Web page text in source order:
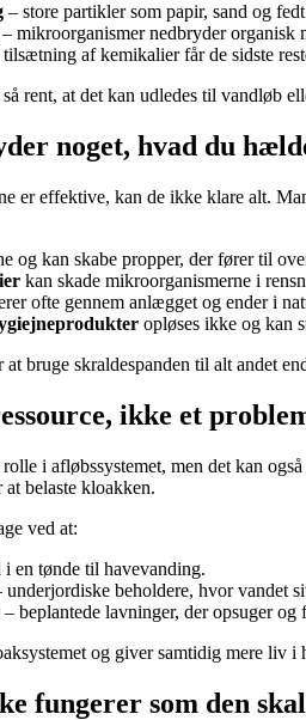
– store partikler som papir, sand og
– mikroorganismer nedbryder
tilsætning af kemikalier får de sidste
rent, at det kan udledes til vandløb
noget, hvad du
er effektive, kan de ikke klare alt.
og kan skabe propper, der fører til
kan skade mikroorganismerne i
ofte gennem anlægget og ender i
opløses ikke og kan
at bruge skraldespanden til alt andet
ikke et
i afløbssystemet, men det kan
belaste kloakken.
ved at:
i en tønde til havevanding.
underjordiske beholdere, hvor vandet
– beplantede lavninger, der opsuger
og giver samtidig mere liv i
fungerer som den skal